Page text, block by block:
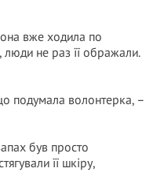
вже ходила по
люди не раз її ображали.
подумала волонтерка, –
був просто
її шкіру,